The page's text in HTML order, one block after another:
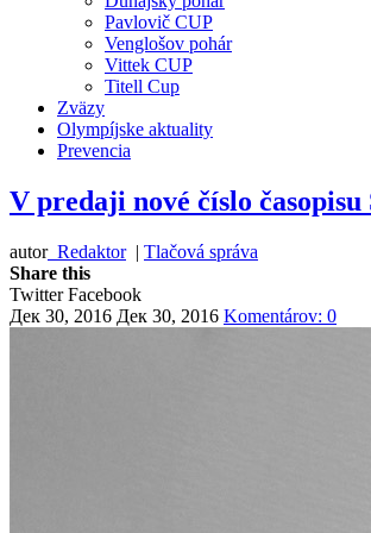
Pavlovič CUP
Venglošov pohár
Vittek CUP
Titell Cup
Zväzy
Olympíjske aktuality
Prevencia
V predaji nové číslo časopisu
autor Redaktor | Tlačová správa
Share this
Twitter Facebook
Дек 30, 2016 Дек 30, 2016 Komentárov: 0